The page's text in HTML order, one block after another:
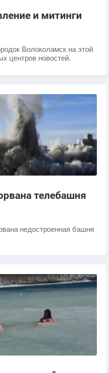
и митинги
Волоколамск на этой
центров новостей.
телебашня
недостроенная башня